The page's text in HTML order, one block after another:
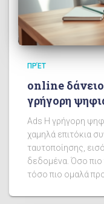
ΠΡΈΤ
online
γρήγορη
Ads Η γρήγορη
χαμηλά επιτόκια
ταυτοποίησης,
δεδομένα. Όσο πιο
τόσο πιο ομαλά